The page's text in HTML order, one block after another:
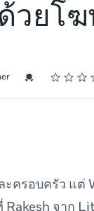
วยโ
Credential For
Rating
1 star
2 stars
3 stars
4 stars
5 stars
ครอบครัว แต่
Rakesh จาก